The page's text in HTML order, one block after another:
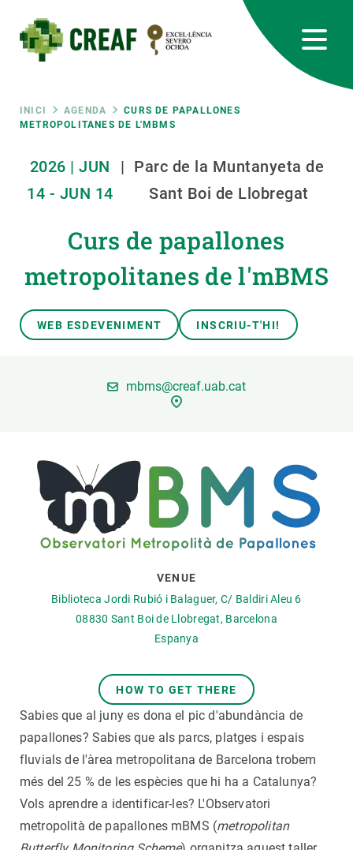
contingut
Fil
d'ariadna
INICI AGENDA
CURS DE PAPALLONES
METROPOLITANES DE L'MBMS
2026 | JUN
14 - JUN 14
| Parc de la Muntanyeta de
Sant Boi de Llobregat
Curs de papallones
metropolitanes de l'mBMS
WEB ESDEVENIMENT INSCRIU-T'HI!
mbms@creaf.uab.cat
VENUE
Biblioteca Jordi Rubió i Balaguer, C/ Baldiri Aleu 6
08830 Sant Boi de Llobregat, Barcelona
Espanya
HOW TO GET THERE
Sabies que al juny es dona el pic d'abundància de
papallones? Sabies que als parcs, platges i espais
fluvials de l'àrea metropolitana de Barcelona trobem
més del 25 % de les espècies que hi ha a Catalunya?
Vols aprendre a identificar-les? L'Observatori
metropolità de papallones mBMS (metropolitan
RRSS
Featured
responsive
Responsive
menu
SOBRE NOSALTRES
RECERCA
CIÈNCIA EN ACCIÓ